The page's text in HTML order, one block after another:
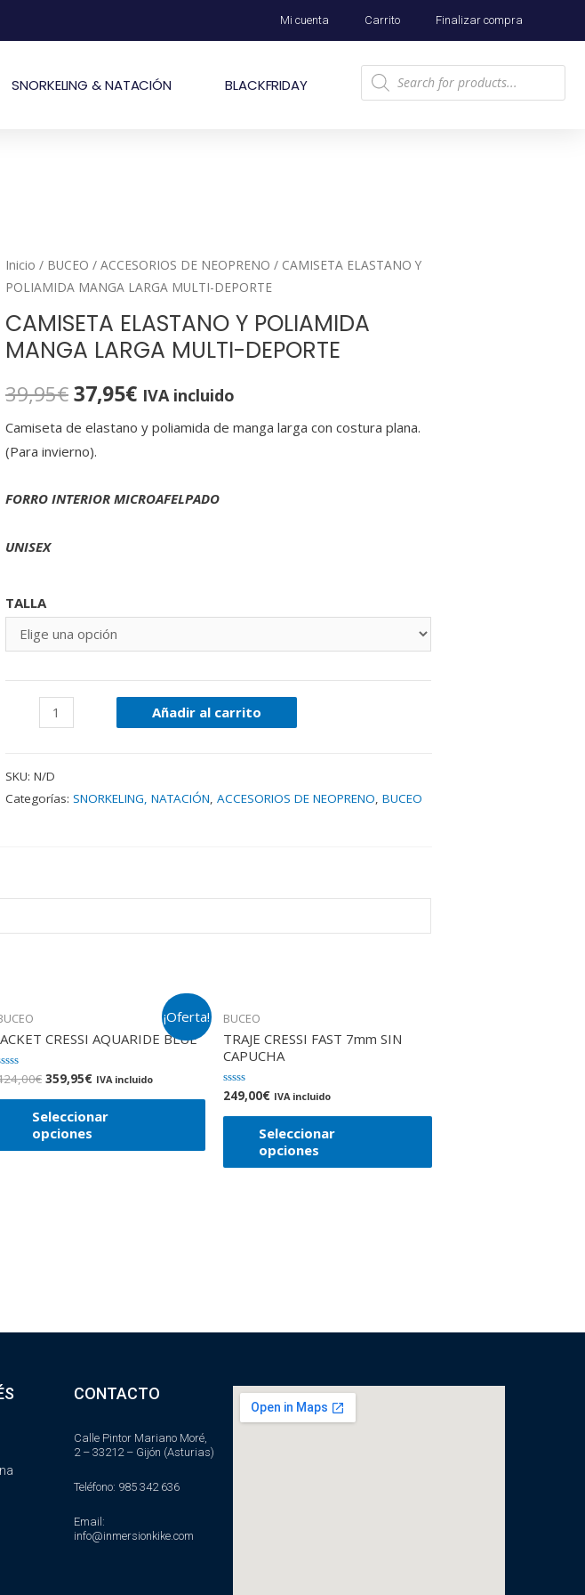
Mi cuenta Carrito Finalizar compra
SNORKELING & NATACIÓN BLACKFRIDAY
Inicio / BUCEO / ACCESORIOS DE NEOPRENO / CAMISETA ELASTANO Y
POLIAMIDA MANGA LARGA MULTI-DEPORTE
CAMISETA ELASTANO Y POLIAMIDA
MANGA LARGA MULTI-DEPORTE
39,95€37,95€ IVA incluido
Camiseta de elastano y poliamida de manga larga con costura plana.
(Para invierno).
FORRO INTERIOR MICROAFELPADO
UNISEX
TALLA
Añadir al carrito
SKU: N/D
Categorías: SNORKELING, NATACIÓN, ACCESORIOS DE NEOPRENO, BUCEO
¡Oferta!
CRESSI AQUARIDE BLUE
€ 359,95€ IVA incluido
Seleccionar
opciones
BUCEO
TRAJE CRESSI FAST 7mm SIN
CAPUCHA
Valorado
0
249,00€ IVA incluido
Seleccionar
opciones
CONTACTO
Calle Pintor Mariano Moré,
2 – 33212 – Gijón (Asturias)
Teléfono: 985 342 636
Email:
info@inmersionkike.com